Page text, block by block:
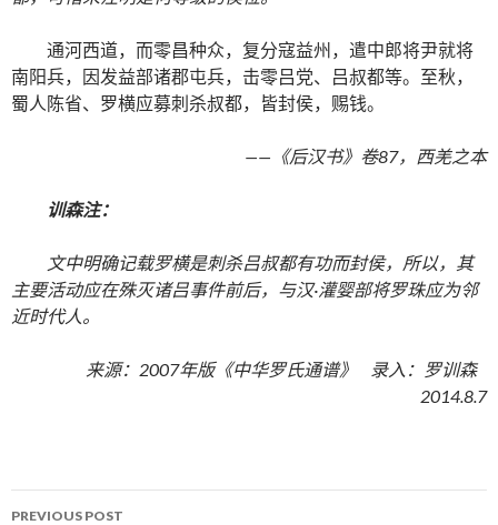
通河西道，而零昌种众，复分寇益州，遣中郎将尹就将
南阳兵，因发益部诸郡屯兵，击零吕党、吕叔都等。至秋，
蜀人陈省、罗横应募刺杀叔都，皆封侯，赐钱。
——《后汉书》卷87，西羌之本
训森注：
文中明确记载罗横是刺杀吕叔都有功而封侯，所以，其
主要活动应在殊灭诸吕事件前后，与汉·灌婴部将罗珠应为邻
近时代人。
来源：2007年版《中华罗氏通谱》 录入：罗训森
2014.8.7
PREVIOUS POST